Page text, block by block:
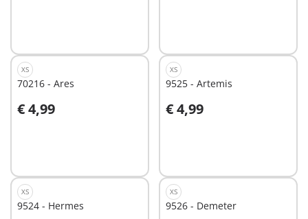
XS
70216 - Ares
€ 4,99
In den Warenkorb
XS
9525 - Artemis
€ 4,99
In den Warenkorb
XS
9524 - Hermes
XS
9526 - Demeter